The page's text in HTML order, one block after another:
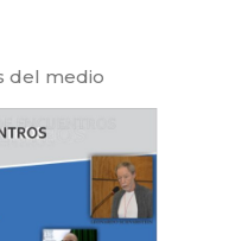
del medio